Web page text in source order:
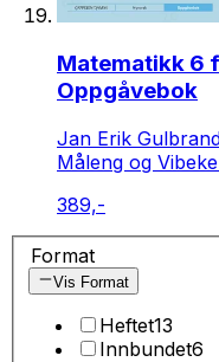
Matematikk 6
Oppgåvebok
Jan Erik
Måleng og
389,-
Format
Vis Format
Heftet13
Innbundet6